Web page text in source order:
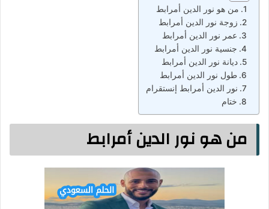
من هو نور الدين أمرابط
زوجة نور الدين أمرابط
عمر نور الدين أمرابط
جنسية نور الدين أمرابط
ديانة نور الدين أمرابط
طول نور الدين أمرابط
نور الدين أمرابط إنستقرام
ختام
من هو نور الدين أمرابط